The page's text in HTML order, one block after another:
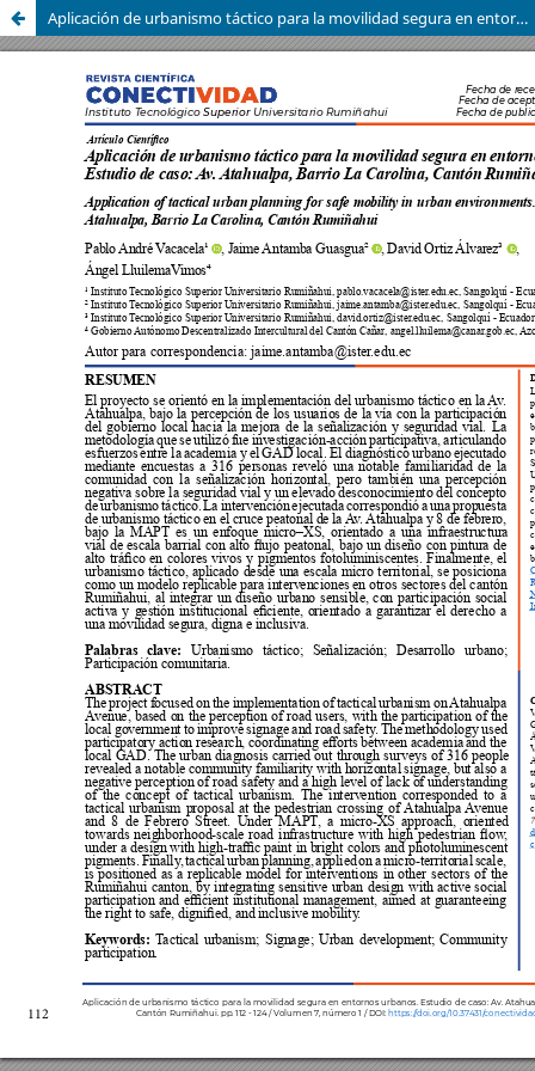
Aplicación de urbanismo táctico para la movilidad segura en entornos urbanos. Estudio de caso